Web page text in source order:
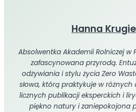
Hanna
Absolwentka Akademii Rolniczej w
zafascynowana przyrodą.
odżywiania i stylu życia Zero
słowa, którą praktykuje w różnych
licznych publikacji eksperckich i
piękno natury i zaniepokojona